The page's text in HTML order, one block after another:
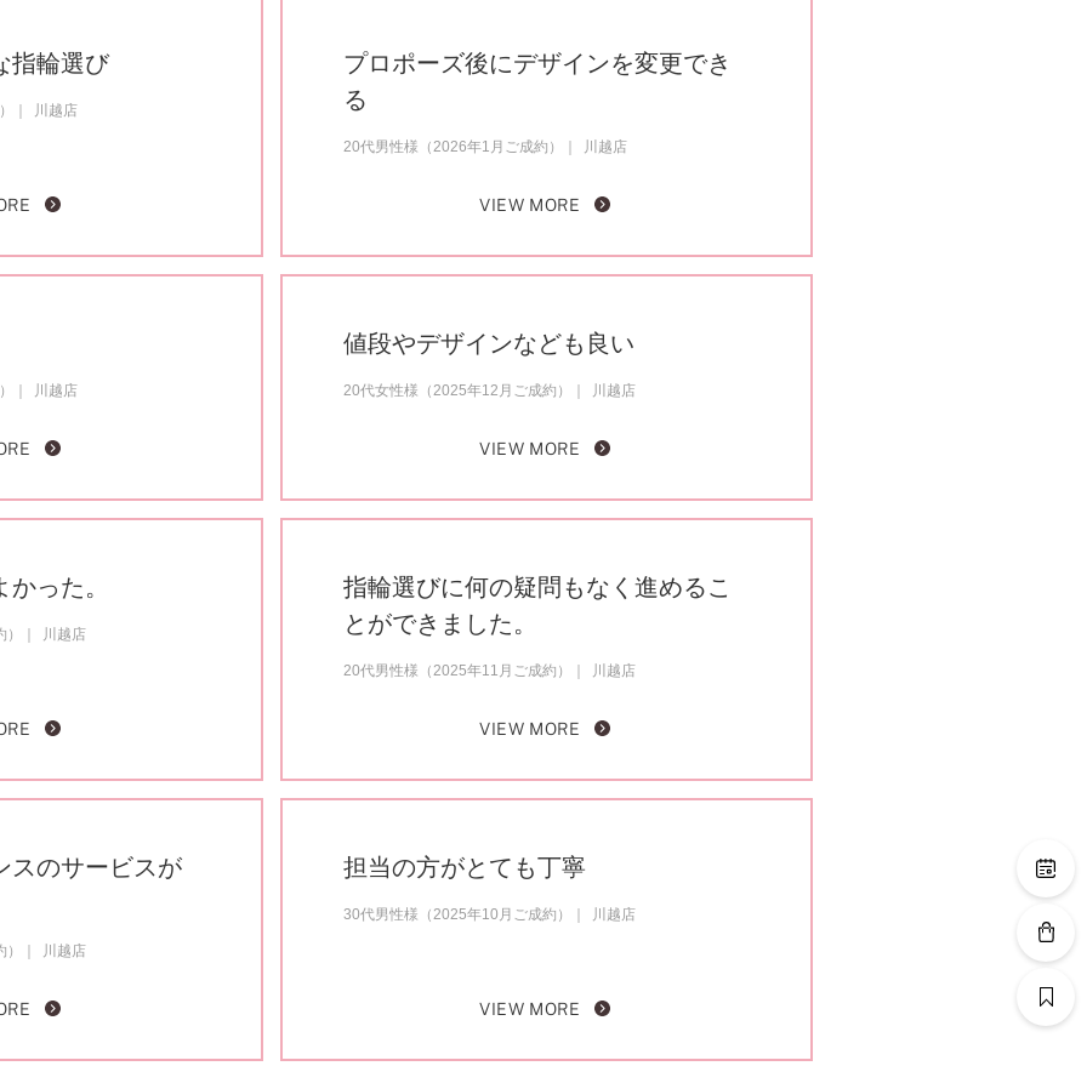
指輪選び
川越店
プロポーズ後にデザインを変更でき
る
20代男性様（2026年1月ご成約） 川越店
VIEW MORE
川越店
値段やデザインなども良い
20代女性様（2025年12月ご成約） 川越店
VIEW MORE
った。
川越店
指輪選びに何の疑問もなく進めるこ
とができました。
20代男性様（2025年11月ご成約） 川越店
VIEW MORE
スのサービスが
川越店
担当の方がとても丁寧
30代男性様（2025年10月ご成約） 川越店
VIEW MORE